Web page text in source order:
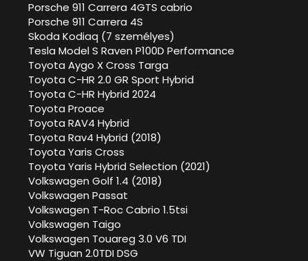
Porsche 911 Carrera 4GTS cabrio
Porsche 911 Carrera 4S
Skoda Kodiaq (7 személyes)
Tesla Model S Raven P100D Performance
Toyota Aygo X Cross Targa
Toyota C-HR 2.0 GR Sport Hybrid
Toyota C-HR Hybrid 2024
Toyota Proace
Toyota RAV4 Hybrid
Toyota Rav4 Hybrid (2018)
Toyota Yaris Cross
Toyota Yaris Hybrid Selection (2021)
Volkswagen Golf 1.4 (2018)
Volkswagen Passat
Volkswagen T-Roc Cabrio 1.5tsi
Volkswagen Taigo
Volkswagen Touareg 3.0 V6 TDI
VW Tiguan 2.0TDI DSG